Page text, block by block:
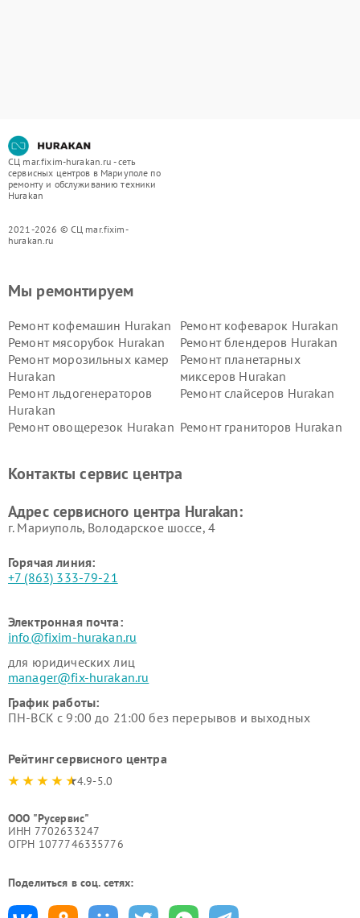
СЦ mar.fixim-hurakan.ru - сеть
сервисных центров в Мариуполе по
ремонту и обслуживанию техники
Hurakan
2021-2026 © СЦ mar.fixim-
hurakan.ru
Мы ремонтируем
Ремонт кофемашин Hurakan
Ремонт кофеварок Hurakan
Ремонт мясорубок Hurakan
Ремонт блендеров Hurakan
Ремонт морозильных камер
Hurakan
Ремонт планетарных
миксеров Hurakan
Ремонт льдогенераторов
Hurakan
Ремонт слайсеров Hurakan
Ремонт овощерезок Hurakan Ремонт граниторов Hurakan
Hurakan
Контакты сервис центра
Адрес сервисного центра Hurakan:
г. Мариуполь, Володарское шоссе, 4
Горячая линия:
+7 (863) 333-79-21
Электронная почта:
info@fixim-hurakan.ru
для юридических лиц
manager@fix-hurakan.ru
График работы:
ПН-ВСК с 9:00 до 21:00 без перерывов и выходных
Рейтинг сервисного центра
4.9-5.0
ООО "Русервис"
ИНН 7702633247
ОГРН 1077746335776
Поделиться в соц. сетях: